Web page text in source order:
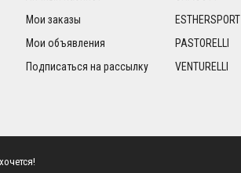
Мои заказы
Мои объявления
Подписаться на рассылку
ESTHERSPORT
PASTORELLI
VENTURELLI